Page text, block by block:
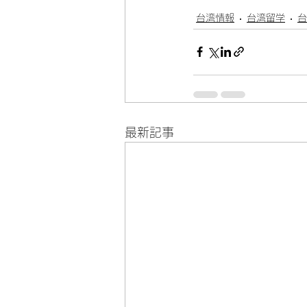
台湾情報 台湾留学
最新記事